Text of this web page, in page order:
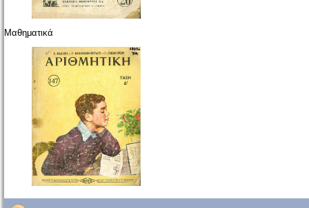
Μαθηματικά